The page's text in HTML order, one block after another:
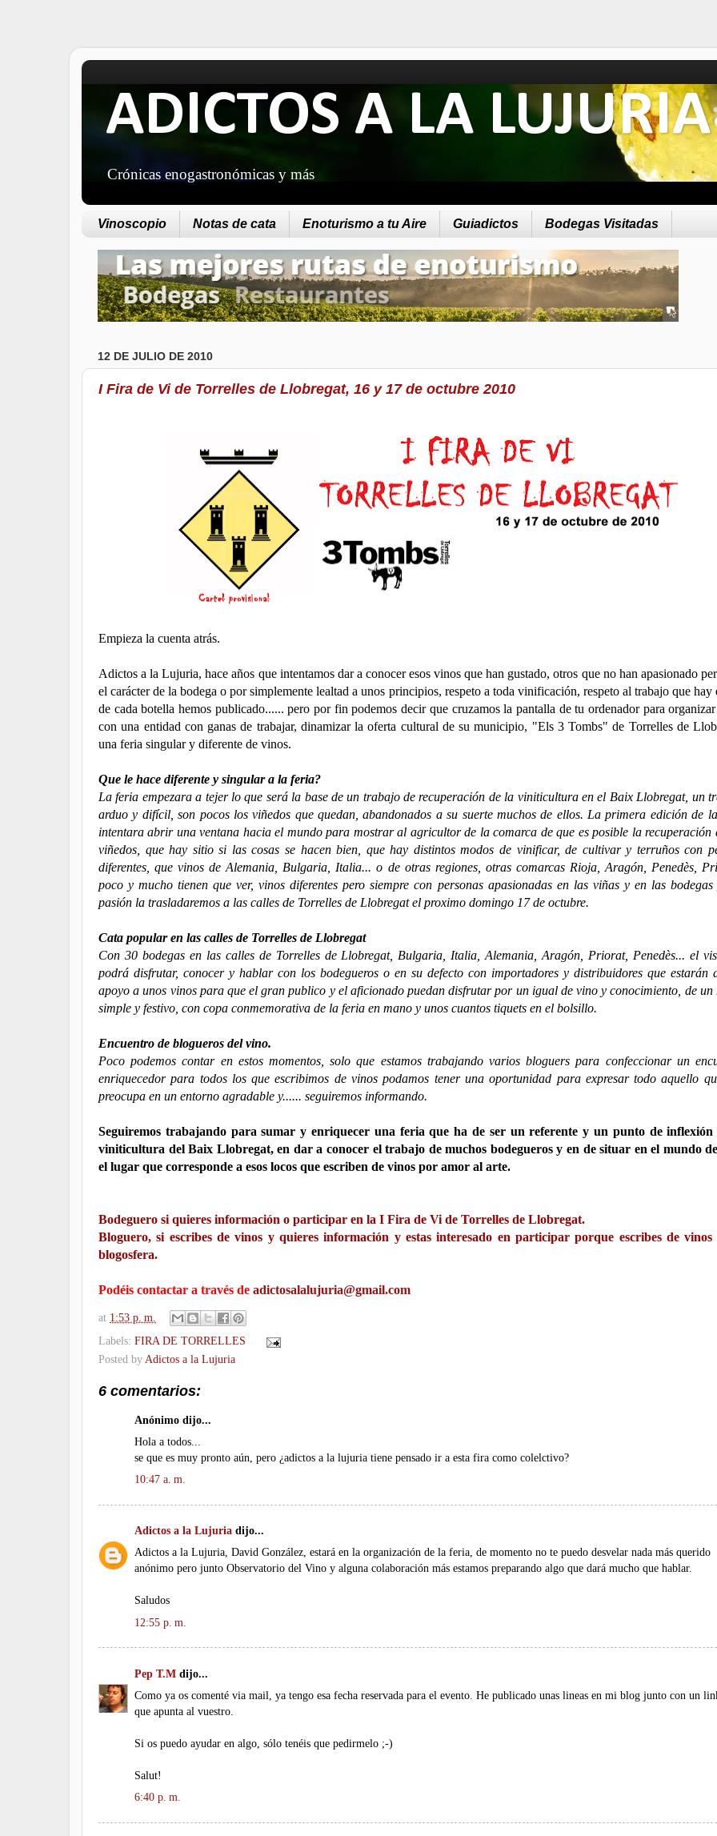
ADICTOS A LA LUJURIA
Crónicas enogastronómicas y más
Vinoscopio Notas de cata Enoturismo a tu Aire Guiadictos Bodegas Visitadas
12 DE JULIO DE 2010
I Fira de Vi de Torrelles de Llobregat, 16 y 17 de octubre 2010
Empieza la cuenta atrás.
Adictos a la Lujuria, hace años que intentamos dar a conocer esos vinos que han gustado, otros que no han apasionado
el carácter de la bodega o por simplemente lealtad a unos principios, respeto a toda vinificación, respeto al trabajo que hay
de cada botella hemos publicado...... pero por fin podemos decir que cruzamos la pantalla de tu ordenador para
con una entidad con ganas de trabajar, dinamizar la oferta cultural de su municipio, "Els 3 Tombs" de Torrelles de
una feria singular y diferente de vinos.
Que le hace diferente y singular a la feria?
La feria empezara a tejer lo que será la base de un trabajo de recuperación de la viniticultura en el Baix Llobregat, un
arduo y difícil, son pocos los viñedos que quedan, abandonados a su suerte muchos de ellos. La primera edición de
intentara abrir una ventana hacia el mundo para mostrar al agricultor de la comarca de que es posible la recuperación
viñedos, que hay sitio si las cosas se hacen bien, que hay distintos modos de vinificar, de cultivar y terruños con
diferentes, que vinos de Alemania, Bulgaria, Italia... o de otras regiones, otras comarcas Rioja, Aragón, Penedès,
poco y mucho tienen que ver, vinos diferentes pero siempre con personas apasionadas en las viñas y en las bodegas
pasión la trasladaremos a las calles de Torrelles de Llobregat el proximo domingo 17 de octubre.
Cata popular en las calles de Torrelles de Llobregat
Con 30 bodegas en las calles de Torrelles de Llobregat, Bulgaria, Italia, Alemania, Aragón, Priorat, Penedès... el
podrá disfrutar, conocer y hablar con los bodegueros o en su defecto con importadores y distribuidores que estarán
apoyo a unos vinos para que el gran publico y el aficionado puedan disfrutar por un igual de vino y conocimiento, de un
simple y festivo, con copa conmemorativa de la feria en mano y unos cuantos tiquets en el bolsillo.
Encuentro de blogueros del vino.
Poco podemos contar en estos momentos, solo que estamos trabajando varios bloguers para confeccionar un
enriquecedor para todos los que escribimos de vinos podamos tener una oportunidad para expresar todo aquello
preocupa en un entorno agradable y...... seguiremos informando.
Seguiremos trabajando para sumar y enriquecer una feria que ha de ser un referente y un punto de inflexión
viniticultura del Baix Llobregat, en dar a conocer el trabajo de muchos bodegueros y en de situar en el mundo
el lugar que corresponde a esos locos que escriben de vinos por amor al arte.
Bodeguero si quieres información o participar en la I Fira de Vi de Torrelles de Llobregat.
Bloguero, si escribes de vinos y quieres información y estas interesado en participar porque escribes de vinos
blogosfera.
Podéis contactar a través de adictosalalujuria@gmail.com
at 1:53 p. m.
Labels: FIRA DE TORRELLES
Posted byAdictos a la Lujuria
6 comentarios:
Anónimo dijo...
Hola a todos...
se que es muy pronto aún, pero ¿adictos a la lujuria tiene pensado ir a esta fira como colelctivo?
10:47 a. m.
Adictos a la Lujuria dijo...
Adictos a la Lujuria, David González, estará en la organización de la feria, de momento no te puedo desvelar nada más querido
anónimo pero junto Observatorio del Vino y alguna colaboración más estamos preparando algo que dará mucho que hablar.
Saludos
12:55 p. m.
Pep T.M dijo...
Como ya os comenté via mail, ya tengo esa fecha reservada para el evento. He publicado unas lineas en mi blog junto con un
que apunta al vuestro.
Si os puedo ayudar en algo, sólo tenéis que pedirmelo ;-)
Salut!
6:40 p. m.